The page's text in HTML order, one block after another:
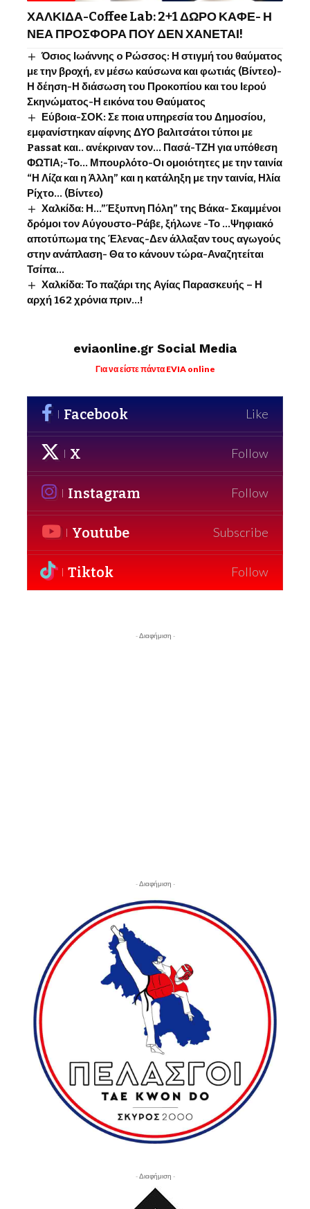
ΧΑΛΚΙΔΑ-Coffee Lab: 2+1 ΔΩΡΟ ΚΑΦΕ- Η
ΝΕΑ ΠΡΟΣΦΟΡΑ ΠΟΥ ΔΕΝ ΧΑΝΕΤΑΙ!
Όσιος Ιωάννης o Ρώσσος: Η στιγμή του θαύματος
με την βροχή, εν μέσω καύσωνα και φωτιάς (Βίντεο)-
Η δέηση-Η διάσωση του Προκοπίου και του Ιερού
Σκηνώματος-Η εικόνα του Θαύματος
Εύβοια-ΣΟΚ: Σε ποια υπηρεσία του Δημοσίου,
εμφανίστηκαν αίφνης ΔΥΟ βαλιτσάτοι τύποι με
Passat και.. ανέκριναν τον… Πασά-ΤΖΗ για υπόθεση
ΦΩΤΙΑ;-Το… Μπουρλότο-Οι ομοιότητες με την ταινία
“Η Λίζα και η Άλλη” και η κατάληξη με την ταινία, Ηλία
Ρίχτο… (Βίντεο)
Χαλκίδα: Η…”Έξυπνη Πόλη” της Βάκα- Σκαμμένοι
δρόμοι τον Αύγουστο-Ράβε, ξήλωνε -Το …Ψηφιακό
αποτύπωμα της Έλενας-Δεν άλλαξαν τους αγωγούς
στην ανάπλαση- Θα το κάνουν τώρα-Αναζητείται
Τσίπα…
Χαλκίδα: Το παζάρι της Αγίας Παρασκευής – Η
αρχή 162 χρόνια πριν…!
eviaonline.gr Social Media
Για να είστε πάντα EVIA online
Facebook Like
X Follow
Instagram Follow
Youtube Subscribe
Tiktok Follow
- Διαφήμιση -
- Διαφήμιση -
- Διαφήμιση -